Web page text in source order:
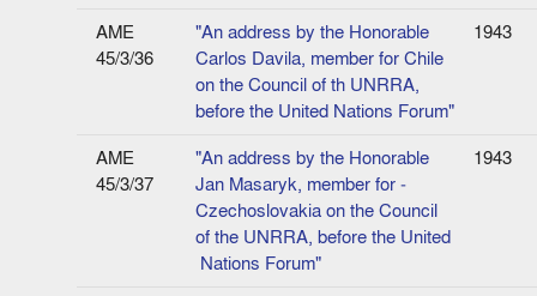
AME
45/3/36
"An address by the Honorable
Carlos Davila, member for Chile
on the Council of th UNRRA,
before the United Nations Forum"
1943
AME
45/3/37
"An address by the Honorable
Jan Masaryk, member for ­
Czechoslovakia on the Council
of the UNRRA, before the United
­ Nations Forum"
1943